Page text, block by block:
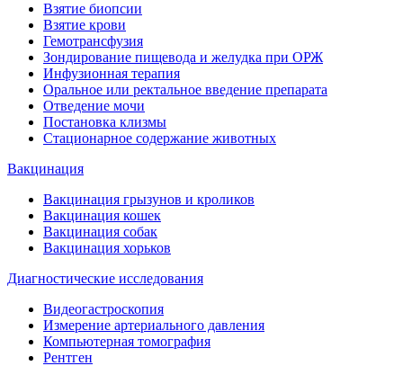
Взятие биопсии
Взятие крови
Гемотрансфузия
Зондирование пищевода и желудка при ОРЖ
Инфузионная терапия
Оральное или ректальное введение препарата
Отведение мочи
Постановка клизмы
Стационарное содержание животных
Вакцинация
Вакцинация грызунов и кроликов
Вакцинация кошек
Вакцинация собак
Вакцинация хорьков
Диагностические исследования
Видеогастроскопия
Измерение артериального давления
Компьютерная томография
Рентген